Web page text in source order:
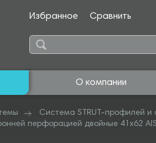
Избранное Сравнить
О компании
Система STRUT-профилей и
перфорацией двойные 41х62